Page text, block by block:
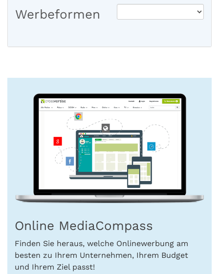
Werbeformen
Online MediaCompass
Finden Sie heraus, welche Onlinewerbung am
besten zu Ihrem Unternehmen, Ihrem Budget
und Ihrem Ziel passt!